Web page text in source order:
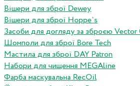
Вішери для зброї Dewey
Вішери для зброї Hoppe`s
Засоби для догляду за зброєю
Шомполи для зброї Bore Tech
Мастила для зброї DAY Patron
Набори для чищення MEGAline
Фарба маскувальна RecOil